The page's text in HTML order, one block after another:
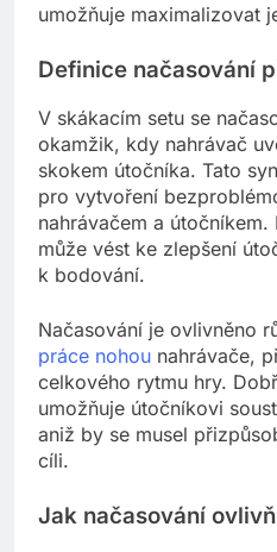
umožňuje maximalizovat
Definice načasování
V skákacím setu se
okamžik, kdy nahrávač
skokem útočníka. Tato
pro vytvoření
nahrávačem a
může vést ke zlepšení
k bodování.
Načasování je ovlivněno
práce nohou nahrávače,
celkového rytmu hry.
umožňuje útočníkovi
aniž by se musel
cíli.
Jak načasování